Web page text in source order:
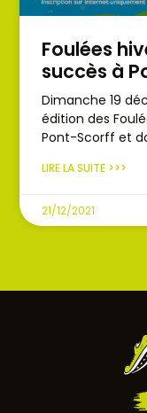
Foulées
succès à
Dimanche 19
édition des
Pont-Scorff et
LIRE LA SUITE >>>
21/12/2021